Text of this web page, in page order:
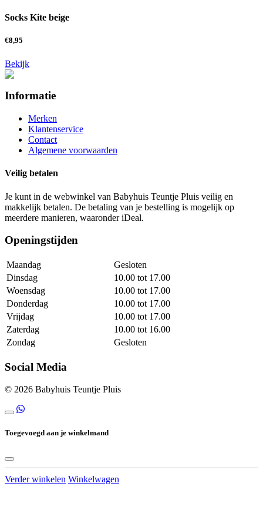
Socks Kite beige
€8,95
Bekijk
Informatie
Merken
Klantenservice
Contact
Algemene voorwaarden
Veilig betalen
Je kunt in de webwinkel van Babyhuis Teuntje Pluis veilig en
makkelijk betalen. De betaling van je bestelling is mogelijk op
meerdere manieren, waaronder iDeal.
Openingstijden
Maandag
Gesloten
Dinsdag
10.00 tot 17.00
Woensdag
10.00 tot 17.00
Donderdag
10.00 tot 17.00
Vrijdag
10.00 tot 17.00
Zaterdag
10.00 tot 16.00
Zondag
Gesloten
Social Media
© 2026 Babyhuis Teuntje Pluis
Toegevoegd aan je winkelmand
Verder winkelen Winkelwagen